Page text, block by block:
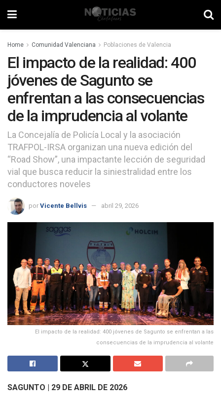
Home Comunidad Valenciana Poblaciones de Valencia
El impacto de la realidad: 400
jóvenes de Sagunto se
enfrentan a las consecuencias
de la imprudencia al volante
La Concejalía de Policía Local y la asociación
TRAFPOL-IRSA organizan una nueva edición del
“Road Show”, una impactante lección de seguridad
vial que busca reducir la siniestralidad entre los
conductores noveles
por Vicente Bellvis abril 29, 2026
El impacto de la realidad: 400 jóvenes de Sagunto se enfrentan a las
consecuencias de la imprudencia al volante
SAGUNTO | 29 DE ABRIL DE 2026